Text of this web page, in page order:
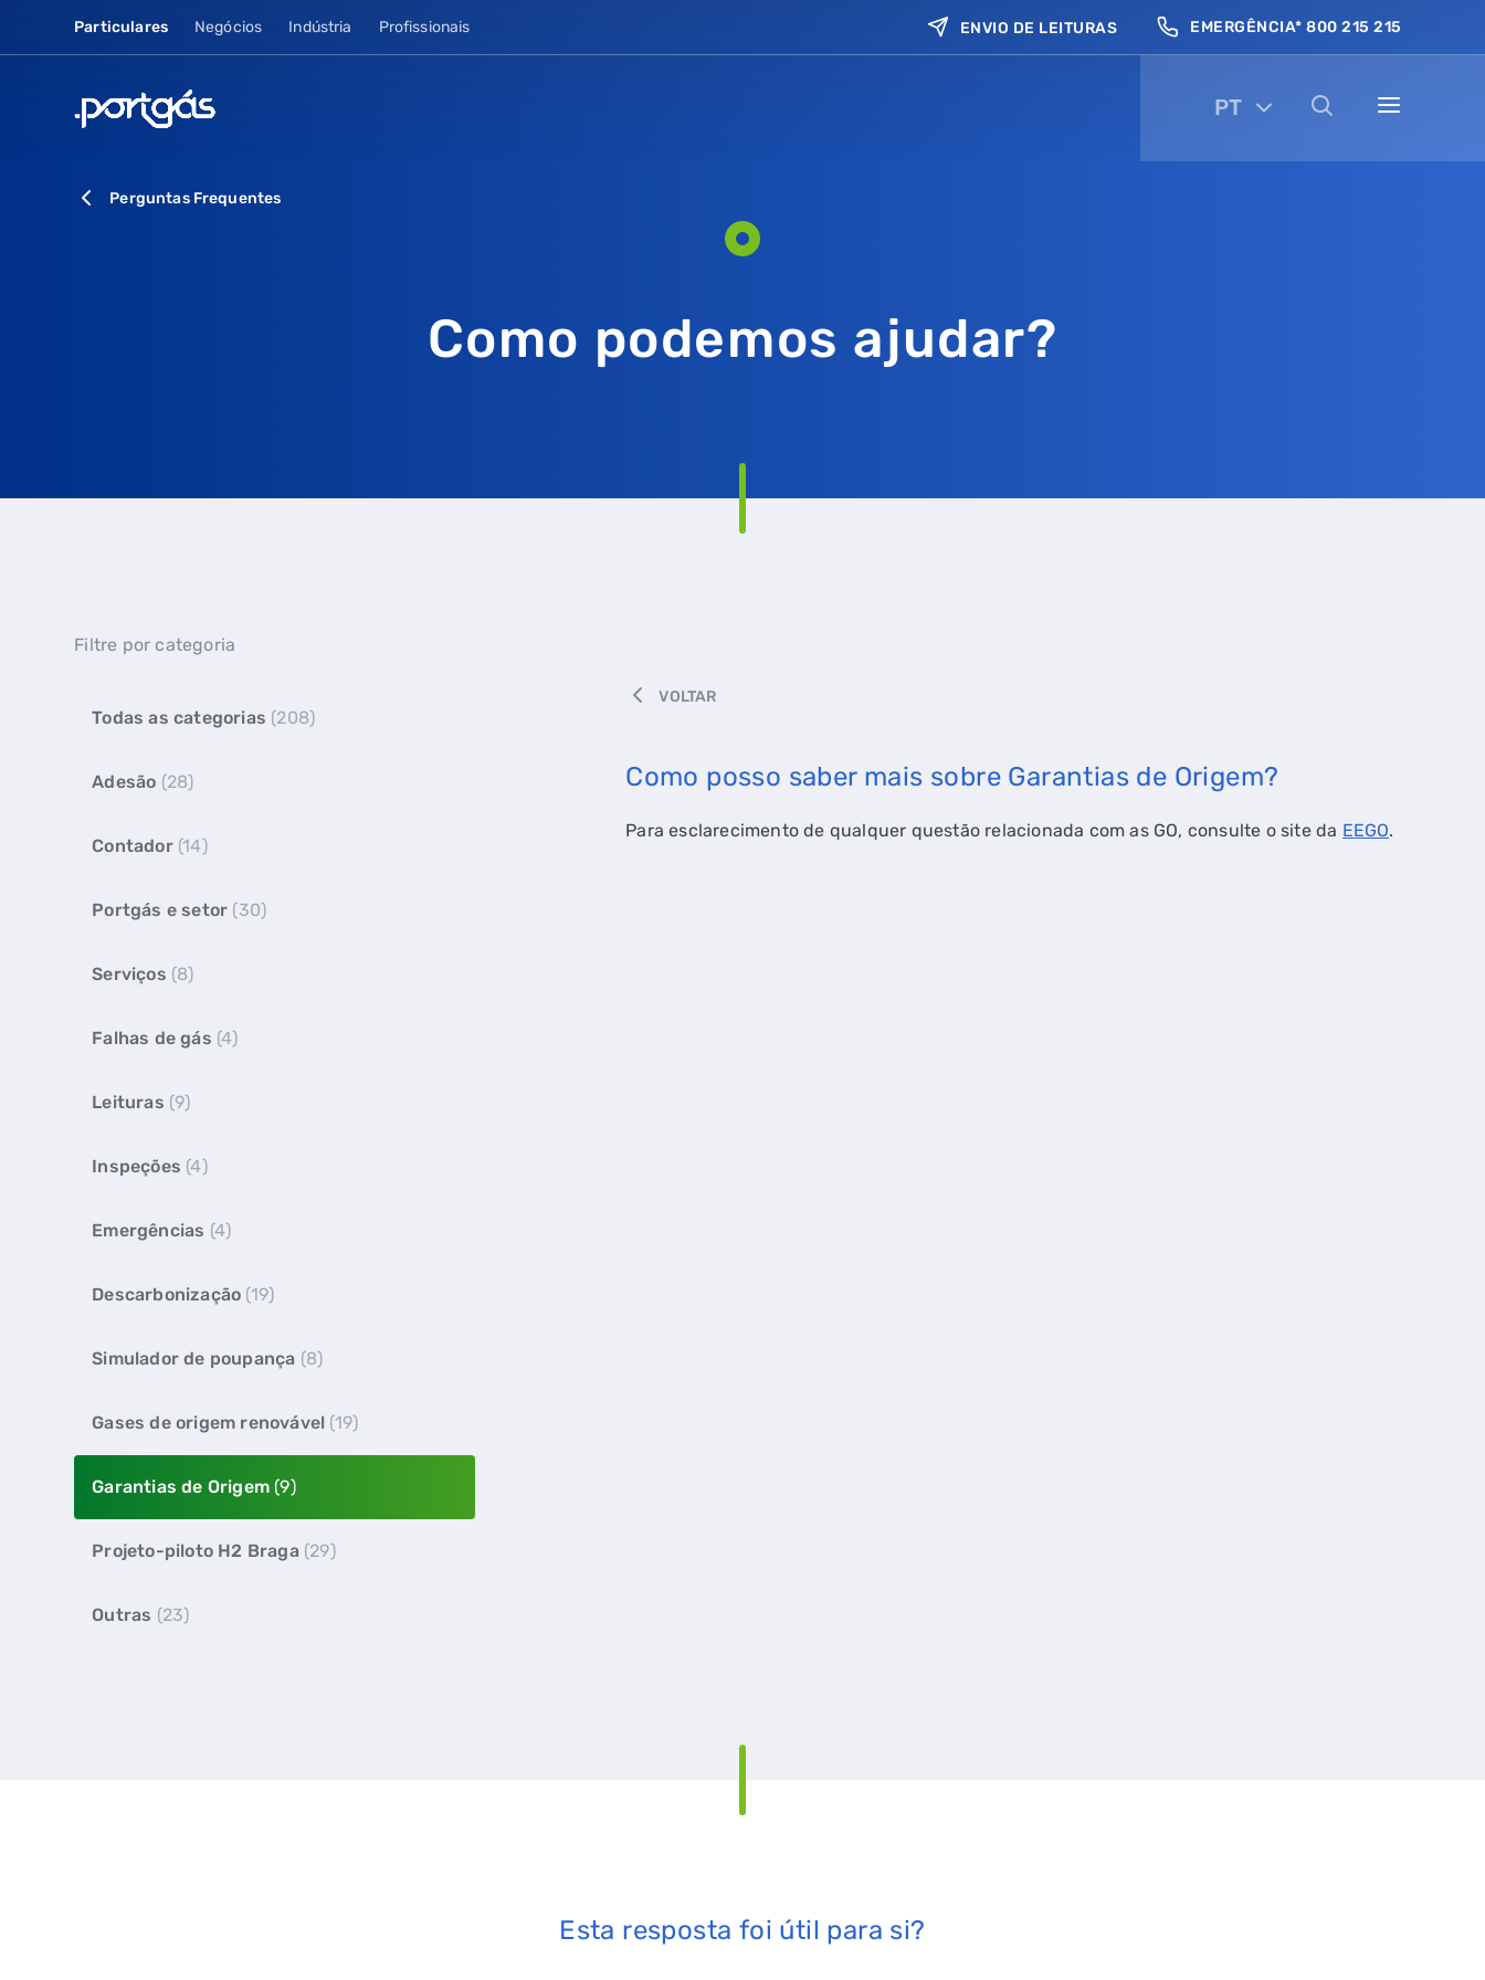
Particulares Negócios Indústria Profissionais ENVIO DE LEITURAS EMERGÊNCIA* 800 215 215
PT
Perguntas Frequentes
Como podemos ajudar?
Filtre por categoria
Todas as categorias (208)
Adesão (28)
Contador (14)
Portgás e setor (30)
Serviços (8)
Falhas de gás (4)
Leituras (9)
Inspeções (4)
Emergências (4)
Descarbonização (19)
Simulador de poupança (8)
Gases de origem renovável (19)
Garantias de Origem (9)
Projeto-piloto H2 Braga (29)
Outras (23)
VOLTAR
Como posso saber mais sobre Garantias de Origem?
Para esclarecimento de qualquer questão relacionada com as GO, consulte o site da EEGO.
Esta resposta foi útil para si?